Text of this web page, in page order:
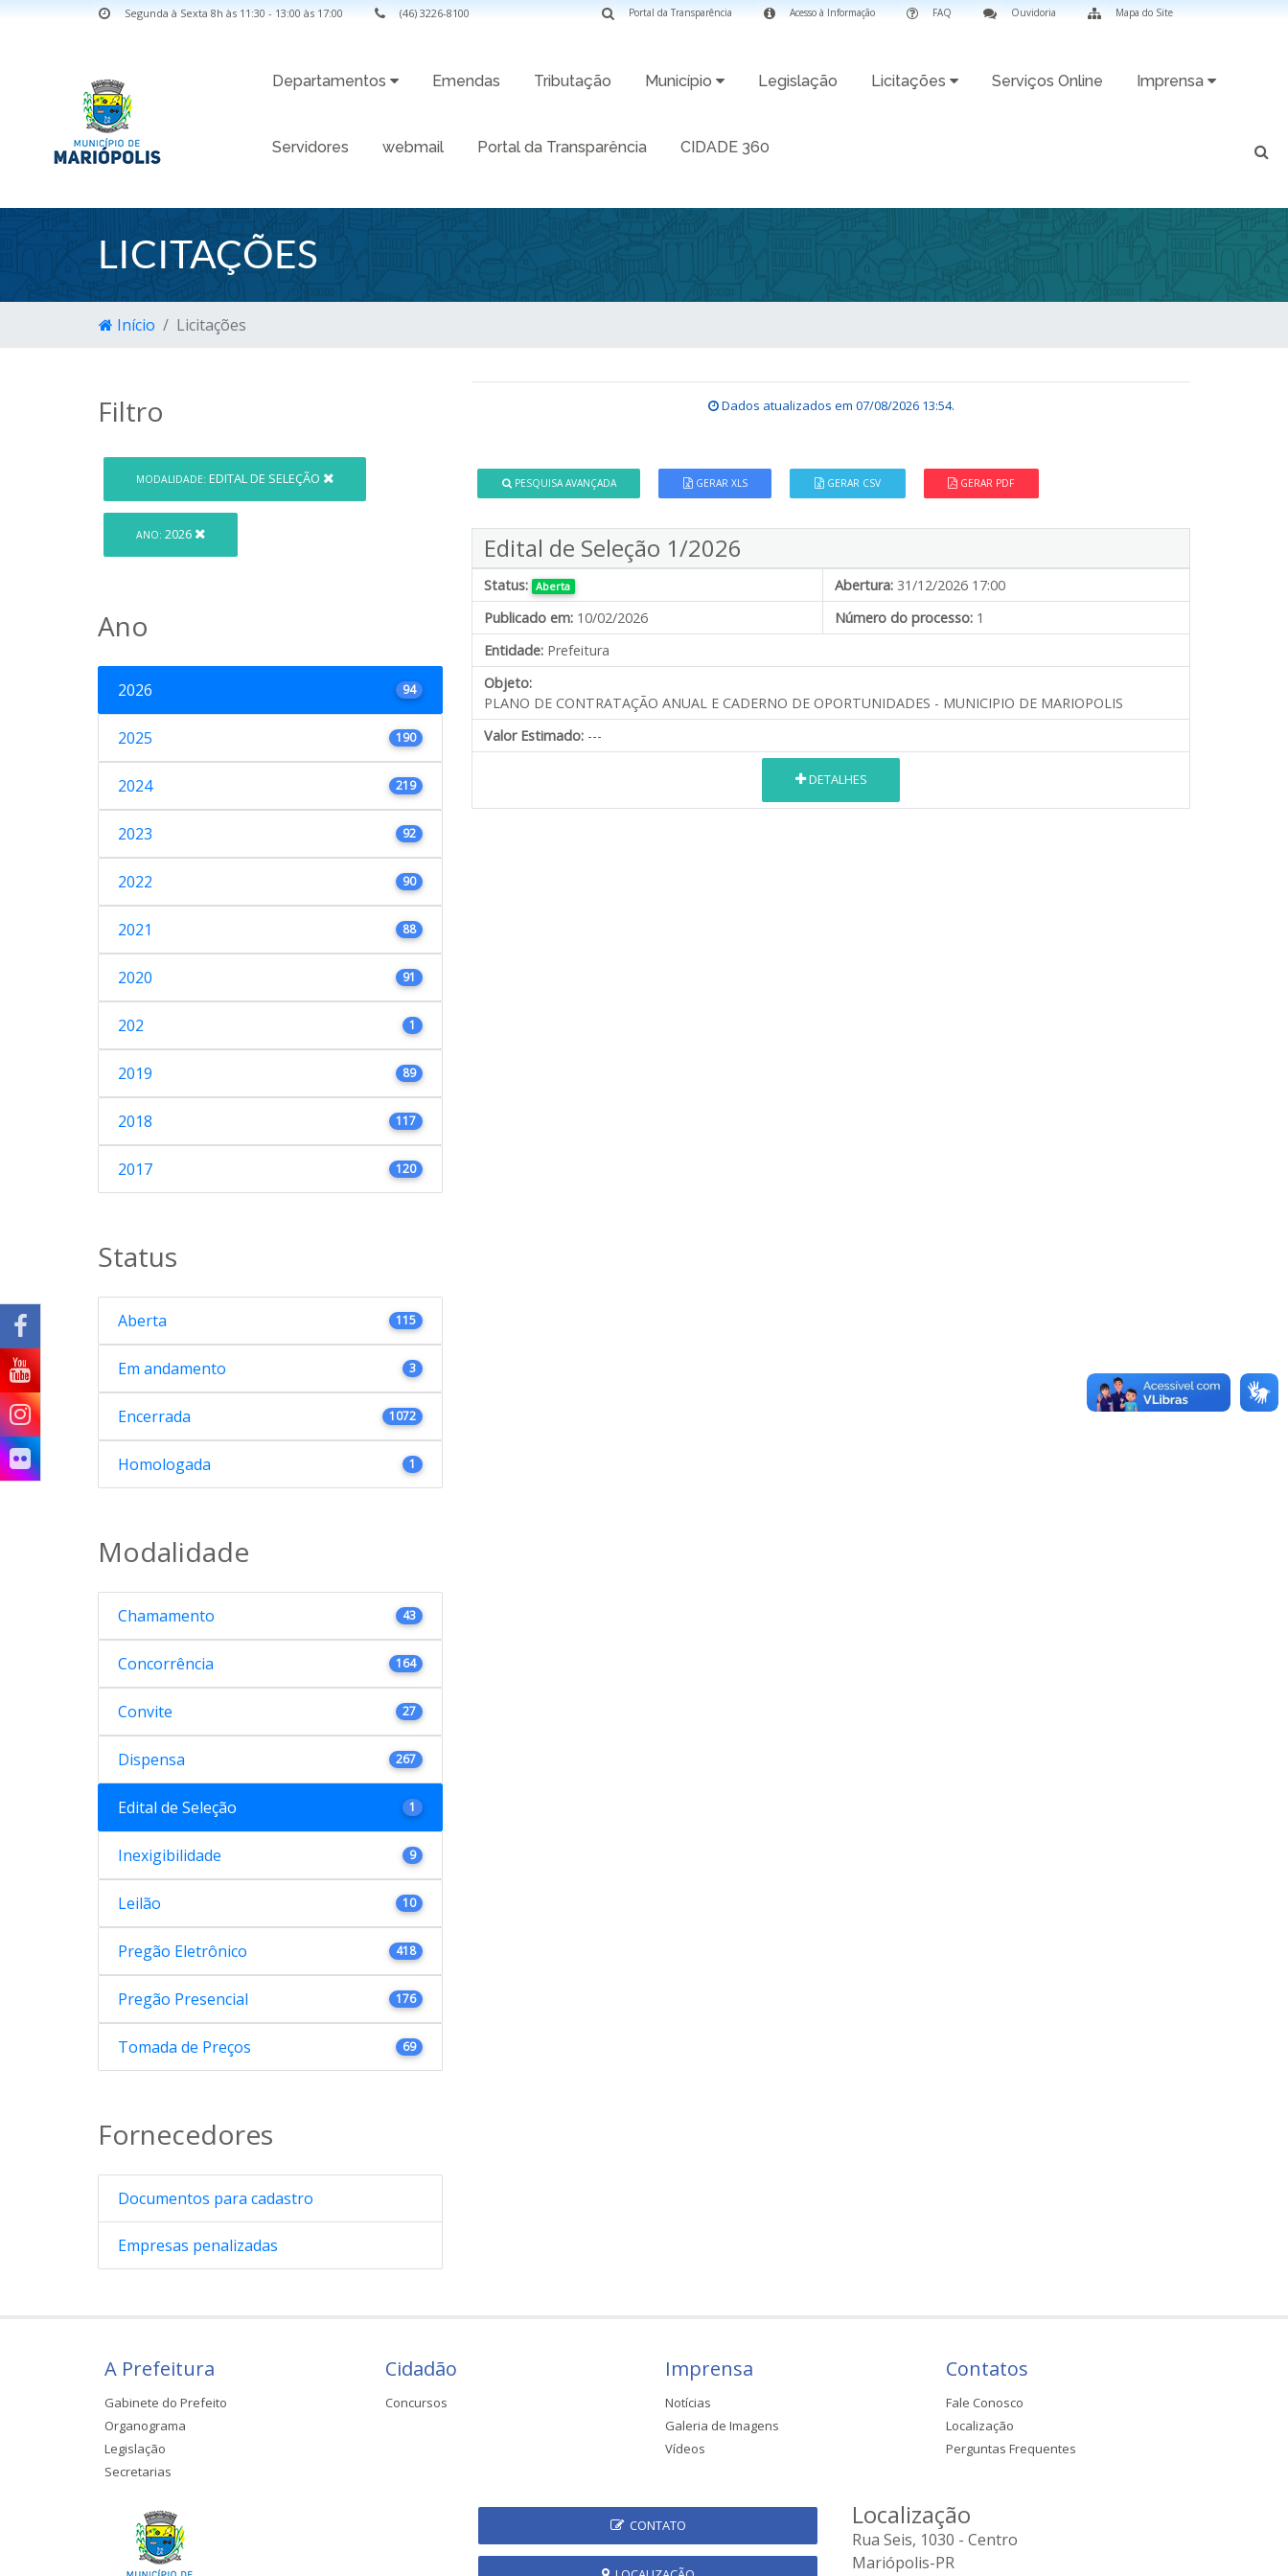
Segunda à Sexta 8h às 11:30 - 13:00 às 17:00 (46) 3226-8100 Mapa do Site
Ouvidoria
FAQ
Acesso à Informação
Portal da Transparência
Departamentos Emendas Tributação Município Legislação Licitações Serviços Online Imprensa
Servidores webmail Portal da Transparência CIDADE 360
LICITAÇÕES
Início Licitações
Filtro
MODALIDADE: EDITAL DE SELEÇÃO
ANO: 2026
Ano
2026 94
2025 190
2024 219
2023 92
2022 90
2021 88
2020 91
202 1
2019 89
2018 117
2017 120
Status
Aberta 115
Em andamento 3
Encerrada 1072
Homologada 1
Modalidade
Chamamento 43
Concorrência 164
Convite 27
Dispensa 267
Edital de Seleção 1
Inexigibilidade 9
Leilão 10
Pregão Eletrônico 418
Pregão Presencial 176
Tomada de Preços 69
Fornecedores
Documentos para cadastro
Empresas penalizadas
Dados atualizados em 07/08/2026 13:54.
PESQUISA AVANÇADA GERAR XLS GERAR CSV GERAR PDF
Edital de Seleção 1/2026
Status: Aberta Abertura: 31/12/2026 17:00
Publicado em: 10/02/2026 Número do processo: 1
Entidade: Prefeitura
Objeto:
PLANO DE CONTRATAÇÃO ANUAL E CADERNO DE OPORTUNIDADES - MUNICIPIO DE MARIOPOLIS
Valor Estimado: ---
DETALHES
A Prefeitura
Gabinete do Prefeito
Organograma
Legislação
Secretarias
Cidadão
Concursos
Imprensa
Notícias
Galeria de Imagens
Vídeos
Contatos
Fale Conosco
Localização
Perguntas Frequentes
CONTATO Localização
Rua Seis, 1030 - Centro
Mariópolis-PR